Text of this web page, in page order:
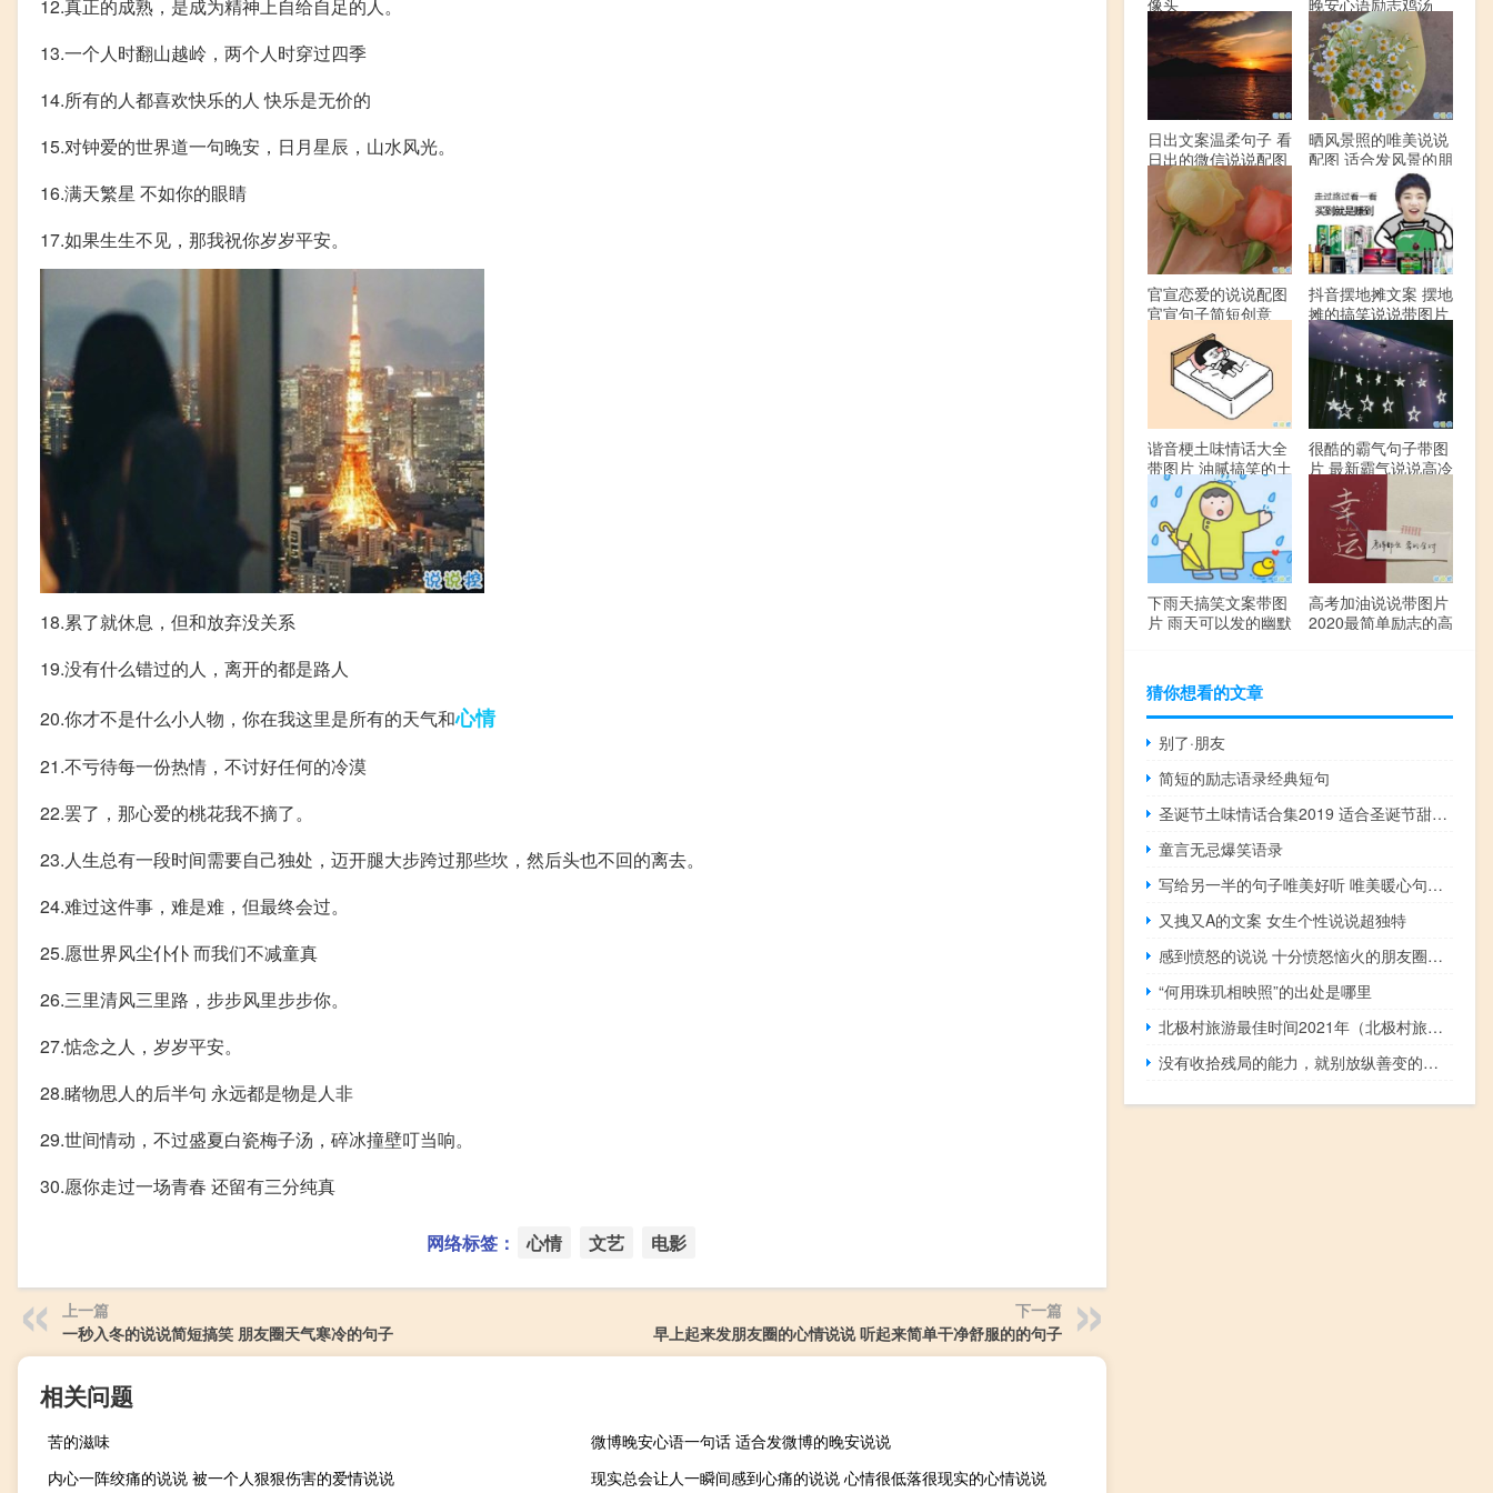
12.真正的成熟，是成为精神上自给自足的人。
13.一个人时翻山越岭，两个人时穿过四季
14.所有的人都喜欢快乐的人 快乐是无价的
15.对钟爱的世界道一句晚安，日月星辰，山水风光。
16.满天繁星 不如你的眼睛
17.如果生生不见，那我祝你岁岁平安。
18.累了就休息，但和放弃没关系
19.没有什么错过的人，离开的都是路人
20.你才不是什么小人物，你在我这里是所有的天气和心情
21.不亏待每一份热情，不讨好任何的冷漠
22.罢了，那心爱的桃花我不摘了。
23.人生总有一段时间需要自己独处，迈开腿大步跨过那些坎，然后头也不回的离去。
24.难过这件事，难是难，但最终会过。
25.愿世界风尘仆仆 而我们不减童真
26.三里清风三里路，步步风里步步你。
27.惦念之人，岁岁平安。
28.睹物思人的后半句 永远都是物是人非
29.世间情动，不过盛夏白瓷梅子汤，碎冰撞壁叮当响。
30.愿你走过一场青春 还留有三分纯真
网络标签： 心情 文艺 电影
上一篇
一秒入冬的说说简短搞笑 朋友圈天气寒冷的句子
下一篇
早上起来发朋友圈的心情说说 听起来简单干净舒服的的句子
相关问题
苦的滋味
微博晚安心语一句话 适合发微博的晚安说说
内心一阵绞痛的说说 被一个人狠狠伤害的爱情说说
现实总会让人一瞬间感到心痛的说说 心情很低落很现实的心情说说
像头
晚安心语励志鸡汤
日出文案温柔句子 看
日出的微信说说配图
晒风景照的唯美说说
配图 适合发风景的朋
官宣恋爱的说说配图
官宣句子简短创意
抖音摆地摊文案 摆地
摊的搞笑说说带图片
谐音梗土味情话大全
带图片 油腻搞笑的土
味情话
很酷的霸气句子带图
片 最新霸气说说高冷
下雨天搞笑文案带图
片 雨天可以发的幽默
高考加油说说带图片
2020最简单励志的高
猜你想看的文章
别了·朋友
简短的励志语录经典短句
圣诞节土味情话合集2019 适合圣诞节甜甜的句子
童言无忌爆笑语录
写给另一半的句子唯美好听 唯美暖心句子关于爱情的
又拽又A的文案 女生个性说说超独特
感到愤怒的说说 十分愤怒恼火的朋友圈说说
“何用珠玑相映照”的出处是哪里
北极村旅游最佳时间2021年（北极村旅游最佳时间）
没有收拾残局的能力，就别放纵善变的情绪